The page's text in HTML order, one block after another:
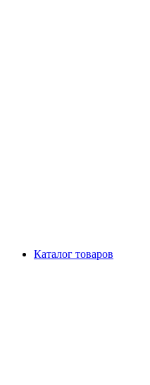
Каталог товаров